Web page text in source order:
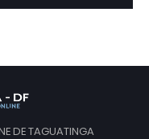
DE TAGUATINGA